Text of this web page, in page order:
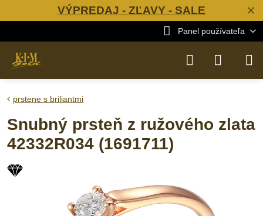
✕
VÝPREDAJ - ZĽAVY - SALE
Panel používateľa
prstene s briliantmi
Snubný prsteň z ružového zlata
42332R034 (1691711)